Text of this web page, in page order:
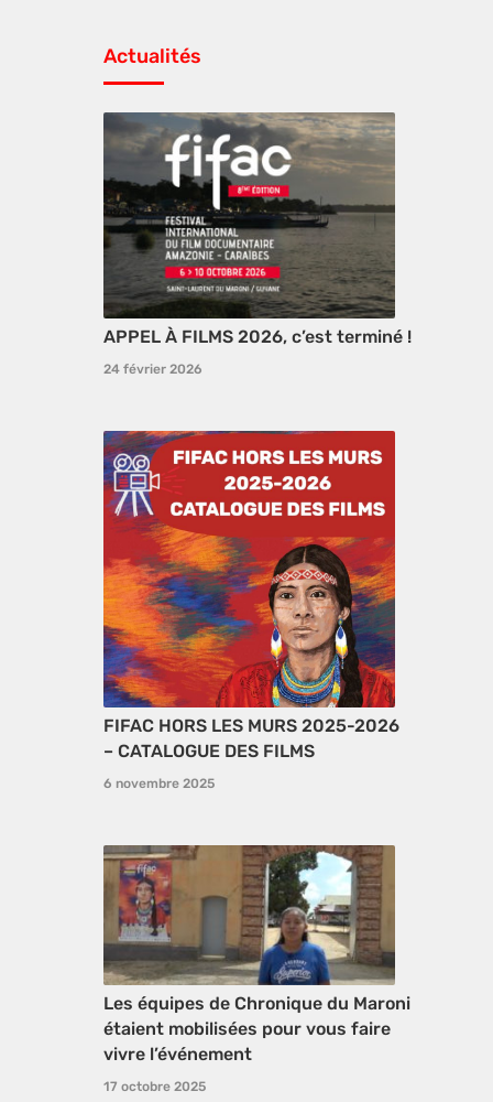
Actualités
APPEL À FILMS 2026, c’est terminé !
24 février 2026
FIFAC HORS LES MURS 2025-2026
– CATALOGUE DES FILMS
6 novembre 2025
Les équipes de Chronique du Maroni
étaient mobilisées pour vous faire
vivre l’événement
17 octobre 2025